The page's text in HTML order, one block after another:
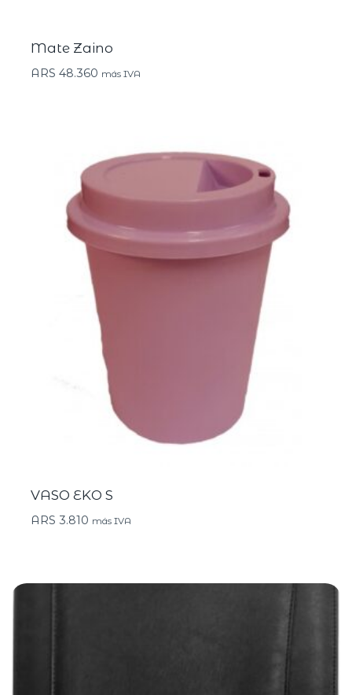
Mate Zaino
ARS 48.360 más IVA
VASO EKO S
ARS 3.810 más IVA